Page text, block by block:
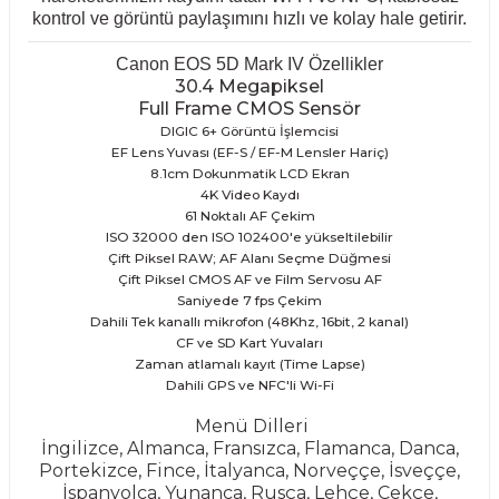
kontrol ve görüntü paylaşımını hızlı ve kolay hale getirir.
Canon EOS 5D Mark IV Özellikler
30.4 Megapiksel
Full Frame CMOS Sensör
DIGIC 6+ Görüntü İşlemcisi
EF Lens Yuvası (EF-S / EF-M Lensler Hariç)
8.1cm Dokunmatik LCD Ekran
4K Video Kaydı
61 Noktalı AF Çekim
ISO 32000 den ISO 102400'e yükseltilebilir
Çift Piksel RAW; AF Alanı Seçme Düğmesi
Çift Piksel CMOS AF ve Film Servosu AF
Saniyede 7 fps Çekim
Dahili Tek kanallı mikrofon (48Khz, 16bit, 2 kanal)
CF ve SD Kart Yuvaları
Zaman atlamalı kayıt (Time Lapse)
Dahili GPS ve NFC'li Wi-Fi
Menü Dilleri
İngilizce, Almanca, Fransızca, Flamanca, Danca,
Portekizce, Fince, İtalyanca, Norveççe, İsveççe,
İspanyolca, Yunanca, Rusça, Lehçe, Çekçe,